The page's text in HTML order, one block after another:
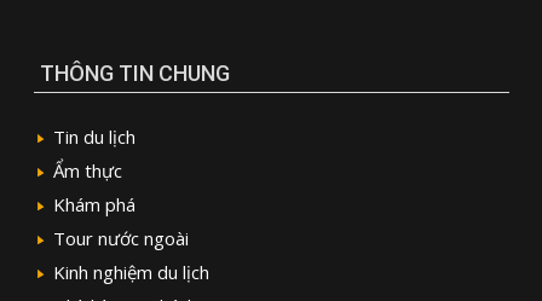
THÔNG TIN CHUNG
Tin du lịch
Ẩm thực
Khám phá
Tour nước ngoài
Kinh nghiệm du lịch